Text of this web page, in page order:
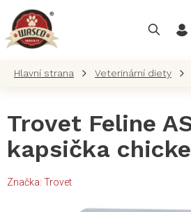
obsah
Veterinární diety
Trovet Feline
kapsička
Značka: Trovet